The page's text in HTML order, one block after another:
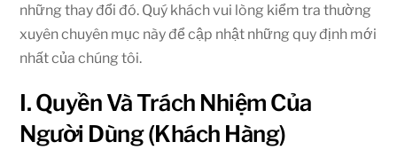
những thay đổi đó. Quý khách vui lòng kiểm tra thường
xuyên chuyên mục này để cập nhật những quy định mới
nhất của chúng tôi.
I. Quyền Và Trách Nhiệm Của
Người Dùng (Khách Hàng)